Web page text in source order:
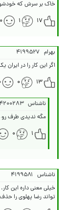
خاک بر سرش که
۱۷
۱ ۰
بهرام ۴۱۹۹۵۲۷
اگر این کار را در
۱۳
۰
ناشناس ۴۲۰۰۲۸۳
مگه ندیدی طرف رو
۱
۰
ناشناس ۴۱۹۹۵۸۱
خیلی معنی داره این
تواند رضا پهلوی را